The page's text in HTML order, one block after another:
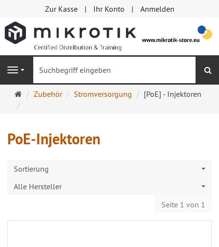
Zur Kasse Ihr Konto Anmelden
Navigation
Startseite
Zubehör Stromversorgung [PoE] - Injektoren
PoE-Injektoren
Sortierung
Alle Hersteller
Seite 1 von 1